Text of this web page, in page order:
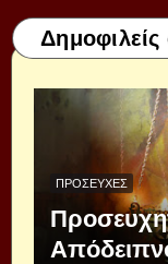
Δημοφιλείς
ΠΡΟΣΕΥΧΈΣ